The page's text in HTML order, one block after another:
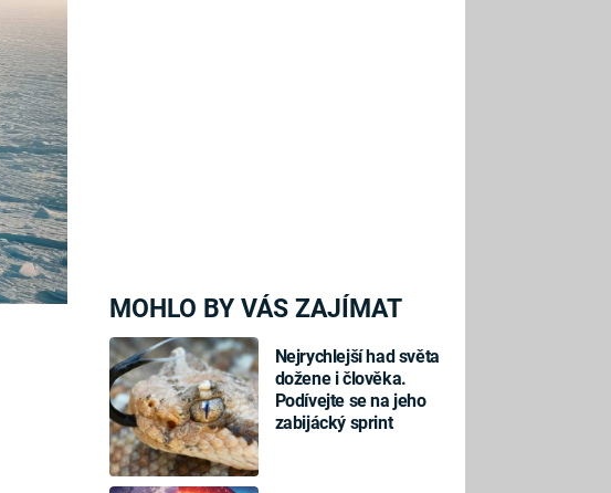
MOHLO BY VÁS ZAJÍMAT
Nejrychlejší had světa
dožene i člověka.
Podívejte se na jeho
zabijácký sprint